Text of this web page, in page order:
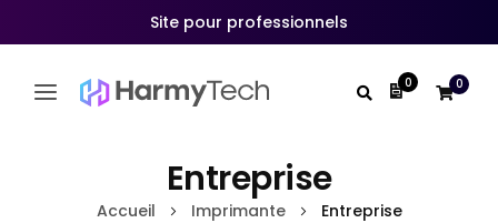
Site pour professionnels
Mon devis
0 0
Entreprise
Accueil Imprimante Entreprise